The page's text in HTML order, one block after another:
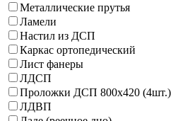
Металлические прутья
Ламели
Настил из ДСП
Каркас ортопедический
Лист фанеры
ЛДСП
Проложки ДСП 800х420 (4шт.)
ЛДВП